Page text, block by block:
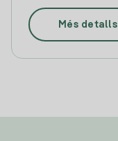
Més detalls